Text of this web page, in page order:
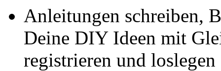
Anleitungen schreiben,
Deine DIY Ideen mit
registrieren und loslegen